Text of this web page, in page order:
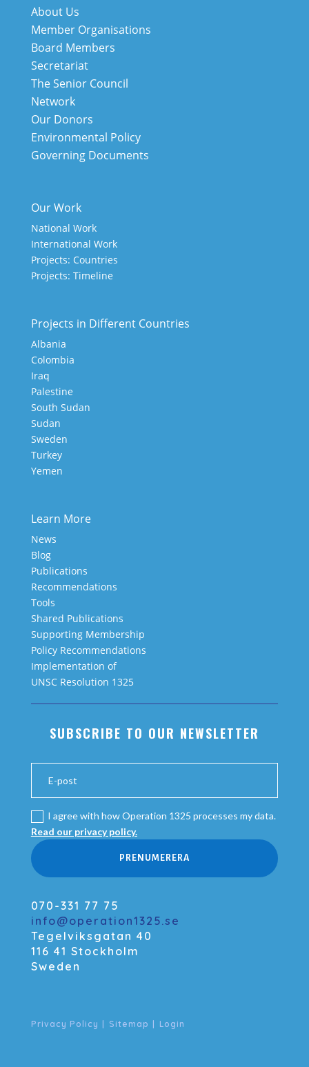
About Us
Member Organisations
Board Members
Secretariat
The Senior Council
Network
Our Donors
Environmental Policy
Governing Documents
Our Work
National Work
International Work
Projects: Countries
Projects: Timeline
Projects in Different Countries
Albania
Colombia
Iraq
Palestine
South Sudan
Sudan
Sweden
Turkey
Yemen
Learn More
News
Blog
Publications
Recommendations
Tools
Shared Publications
Supporting Membership
Policy Recommendations
Implementation of
UNSC Resolution 1325
SUBSCRIBE TO OUR NEWSLETTER
I agree with how Operation 1325 processes my data.
Read our privacy policy.
PRENUMERERA
070-331 77 75
info@operation1325.se
Tegelviksgatan 40
116 41 Stockholm
Sweden
Privacy Policy | Sitemap | Login